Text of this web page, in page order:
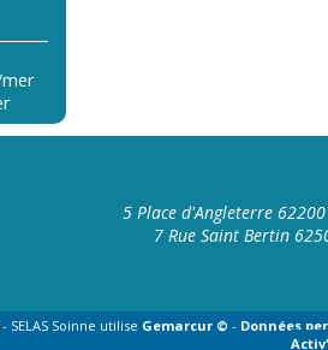
5 Place d'Angleterre
7 Rue Saint Bertin
SELAS Soinne utilise Gemarcur © - Données